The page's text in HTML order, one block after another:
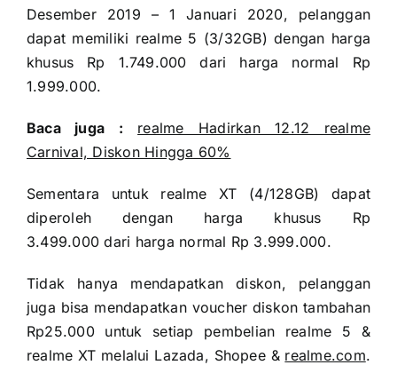
Desember 2019 – 1 Januari 2020, pelanggan
dapat memiliki realme 5 (3/32GB) dengan harga
khusus Rp 1.749.000 dari harga normal Rp
1.999.000.
Baca juga :
realme Hadirkan 12.12 realme
Carnival, Diskon Hingga 60%
Sementara untuk realme XT (4/128GB) dapat
diperoleh dengan harga khusus Rp
3.499.000 dari harga normal Rp 3.999.000.
Tidak hanya mendapatkan diskon, pelanggan
juga bisa mendapatkan voucher diskon tambahan
Rp25.000 untuk setiap pembelian realme 5 &
realme XT melalui Lazada, Shopee & realme.com.